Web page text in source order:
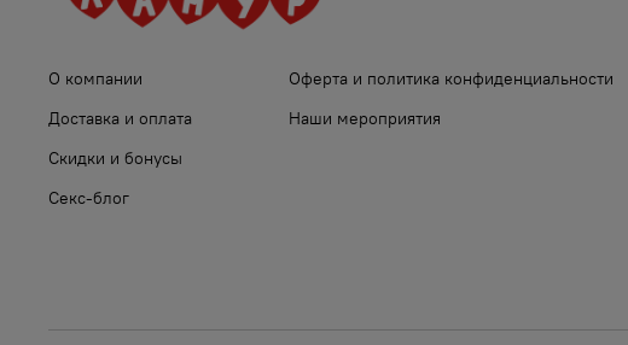
О компании
Доставка и оплата
Скидки и бонусы
Секс-блог
Оферта и политика конфиденциальности
Наши мероприятия